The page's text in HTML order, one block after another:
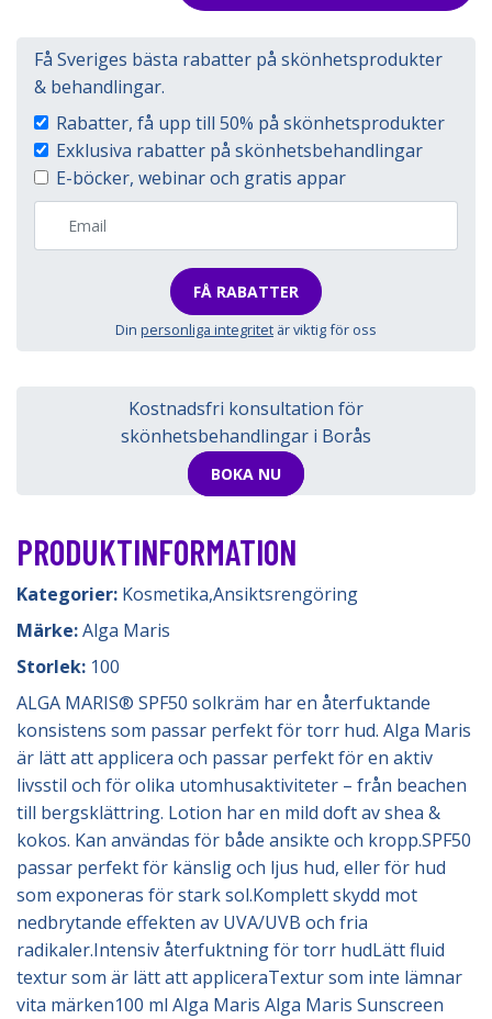
Få Sveriges bästa rabatter på skönhetsprodukter
& behandlingar.
Rabatter, få upp till 50% på skönhetsprodukter
Exklusiva rabatter på skönhetsbehandlingar
E-böcker, webinar och gratis appar
FÅ RABATTER
Din personliga integritet är viktig för oss
Kostnadsfri konsultation för
skönhetsbehandlingar i Borås
BOKA NU
PRODUKTINFORMATION
Kategorier: Kosmetika,Ansiktsrengöring
Märke:Alga Maris
Storlek: 100
ALGA MARIS® SPF50 solkräm har en återfuktande
konsistens som passar perfekt för torr hud. Alga Maris
är lätt att applicera och passar perfekt för en aktiv
livsstil och för olika utomhusaktiviteter – från beachen
till bergsklättring. Lotion har en mild doft av shea &
kokos. Kan användas för både ansikte och kropp.SPF50
passar perfekt för känslig och ljus hud, eller för hud
som exponeras för stark sol.Komplett skydd mot
nedbrytande effekten av UVA/UVB och fria
radikaler.Intensiv återfuktning för torr hudLätt fluid
textur som är lätt att appliceraTextur som inte lämnar
vita märken100 ml Alga Maris Alga Maris Sunscreen